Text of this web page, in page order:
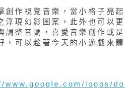
創作視覺音樂，當小格子亮起
浮現幻影圖案，此外也可以更
調整音調，喜愛音樂創作或是
，可以趁著今天的小遊戲來體
www.google.com/logos/do